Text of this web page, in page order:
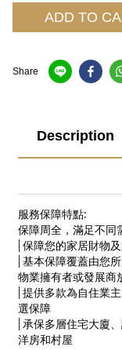
ADD TO
Share
Description
服務保障特點:
保障周全，滿足不同
| 保障您的家居財物
| 基本保障覆蓋由您
物業擁有者或發展商
| 提供多款為自住業
選保障
| 承保多層住宅大廈
洋房和村屋